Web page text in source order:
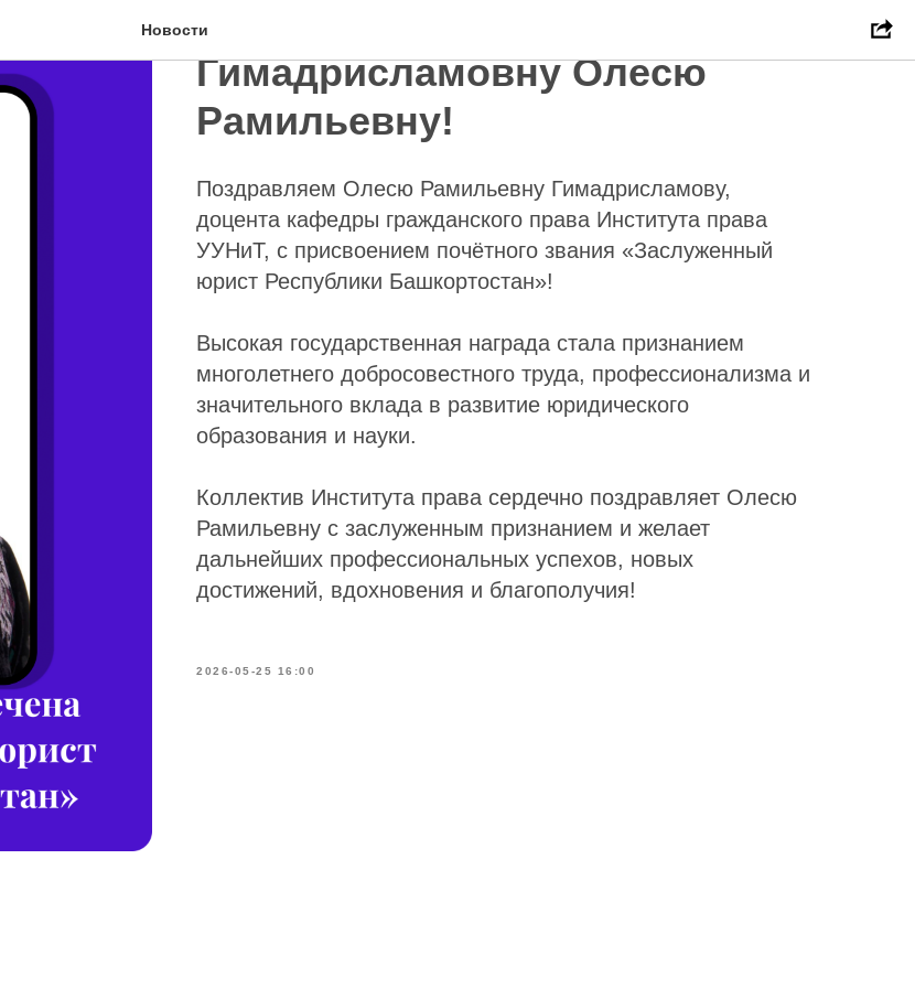
НовостиПоздравляем
Гимадрисламовну Олесю
Рамильевну!
Поздравляем Олесю Рамильевну Гимадрисламову,
доцента кафедры гражданского права Института права
УУНиТ, с присвоением почётного звания «Заслуженный
юрист Республики Башкортостан»!
Высокая государственная награда стала признанием
многолетнего добросовестного труда, профессионализма и
значительного вклада в развитие юридического
образования и науки.
Коллектив Института права сердечно поздравляет Олесю
Рамильевну с заслуженным признанием и желает
дальнейших профессиональных успехов, новых
достижений, вдохновения и благополучия!
2026-05-25 16:00